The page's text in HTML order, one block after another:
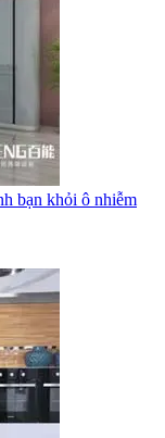
bạn khỏi ô nhiễm